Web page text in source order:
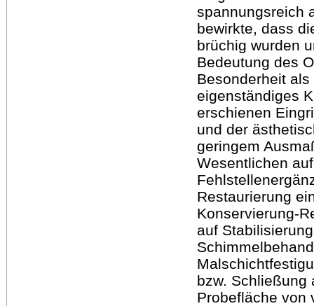
spannungsreich
bewirkte, dass
brüchig wurden
Bedeutung des
Besonderheit
eigenständiges
erschienen
und der
geringem
Wesentlichen
Restaurierung
Konservierung-
auf
bzw. Schließung
Probefläche von